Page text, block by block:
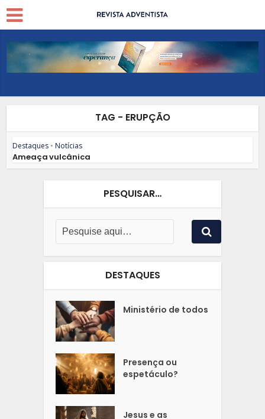
TAG - ERUPÇÃO
Destaques • Notícias
Ameaça vulcânica
PESQUISAR…
DESTAQUES
Ministério de todos
Presença ou
espetáculo?
Jesus e as